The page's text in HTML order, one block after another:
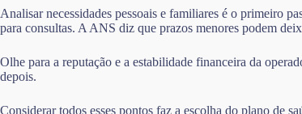
Analisar necessidades pessoais e familiares é o primeiro
para consultas. A ANS diz que prazos menores podem
Olhe para a reputação e a estabilidade financeira da
depois.
Considerar todos esses pontos faz a escolha do plano de